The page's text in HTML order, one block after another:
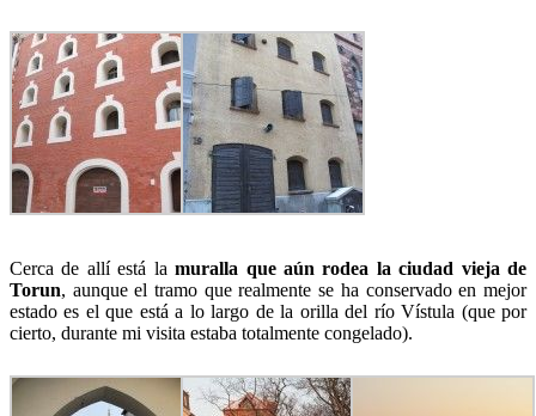
Cerca de allí está lamuralla que aún rodea la ciudad vieja de
Torun, aunque el tramo que realmente se ha conservado en mejor
estado es el que está a lo largo de la orilla del río Vístula (que por
cierto, durante mi visita estaba totalmente congelado).